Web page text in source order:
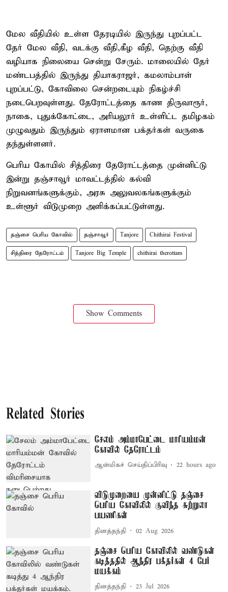
மேல வீதியில் உள்ள தேரடியில் இருந்து புறப்பட்ட
தேர் மேல வீதி, வடக்கு வீதி,கீழ வீதி, தெற்கு வீதி
வழியாக நிலையை சென்று சேரும். மாலையில் தேர்
மண்டபத்தில் இருந்து தியாகராஜர், கமலாம்பாள்
புறப்பட்டு, கோவிலை சென்றடையும் நிகழ்ச்சி
நடைபெறவுள்ளது. தேரோட்டத்தை காண திருவாரூர்,
நாகை, புதுக்கோட்டை, அரியலூர் உள்ளிட்ட தமிழகம்
முழுவதும் இருந்தும் ஏராளமான பக்தர்கள் வருகை
தந்துள்ளனர்.
பெரிய கோயில் சித்திரை தேரோட்டத்தை முன்னிட்டு
இன்று தஞ்சாவூர் மாவட்டத்தில் கல்வி
நிறுவனங்களுக்கும், அரசு அலுவலகங்களுக்கும்
உள்ளூர் விடுமுறை அளிக்கப்பட்டுள்ளது.
தஞ்சை பெரிய கோவில் தஞ்சாவூர் Tanjore Chithirai Festival
சித்திரை தேரோட்டம் Tanjore Big Temple chithirai therottam
Show Comments
Related Stories
சேலம் அம்மாபேட்டை மாரியம்மன்
கோவில் தேரோட்டம்
ஆன்மிகச் செய்திப்பிரிவு 22 hours ago
விடுமுறையை முன்னிட்டு தஞ்சை
பெரிய கோவிலில் குவிந்த சுற்றுலா
பயணிகள்
தினத்தந்தி 02 Aug 2026
தஞ்சை பெரிய கோவிலில் வண்டுகள்
கடித்ததில் ஆந்திர பக்தர்கள் 4 பேர்
மயக்கம்
தினத்தந்தி 23 Jul 2026